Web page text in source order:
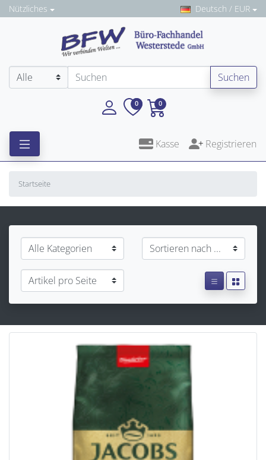
Nützliches Deutsch / EUR
Suchen
0 0
Kasse Registrieren
Startseite